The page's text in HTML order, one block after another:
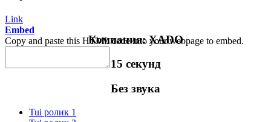
Link
Embed
Copy and paste this HTML code into your webpage to embed.
Компания: XADO
15 секунд
Без звука
Tui ролик 1